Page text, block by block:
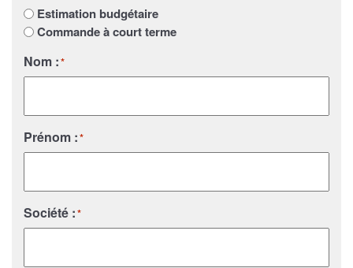
Estimation budgétaire
Commande à court terme
Nom :*
Prénom :*
Société :*